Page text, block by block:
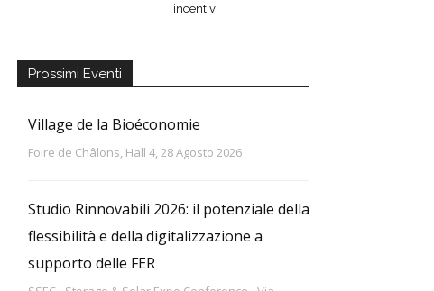
incentivi
Prossimi Eventi
Village de la Bioéconomie
Foire de Châlons, Hall 4, 28 Agosto 2026
Studio Rinnovabili 2026: il potenziale della
flessibilità e della digitalizzazione a
supporto delle FER